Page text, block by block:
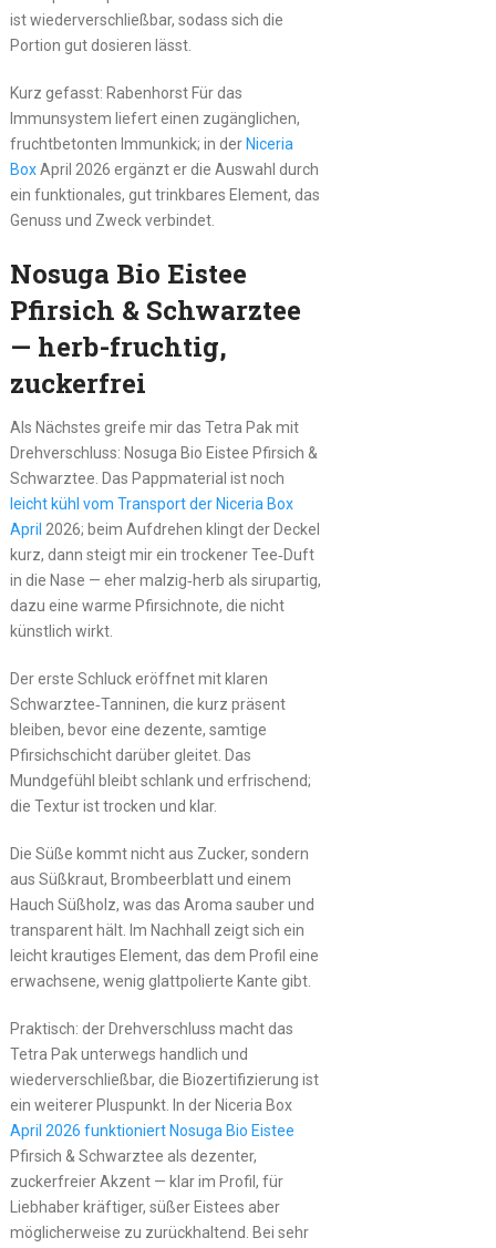
ist wiederverschließbar, sodass sich die
Portion gut dosieren lässt.
Kurz gefasst: Rabenhorst Für das
Immunsystem liefert einen zugänglichen,
fruchtbetonten Immunkick; in der Niceria
BoxApril 2026 ergänzt er die Auswahl durch
ein funktionales, gut trinkbares Element, das
Genuss und Zweck verbindet.
Nosuga Bio Eistee
Pfirsich & Schwarztee
— herb-fruchtig,
zuckerfrei
Als Nächstes greife mir das Tetra Pak mit
Drehverschluss: Nosuga Bio Eistee Pfirsich &
Schwarztee. Das Pappmaterial ist noch
leicht kühl vom Transport der Niceria Box
April 2026; beim Aufdrehen klingt der Deckel
kurz, dann steigt mir ein trockener Tee‑Duft
in die Nase — eher malzig‑herb als sirupartig,
dazu eine warme Pfirsichnote, die nicht
künstlich wirkt.
Der erste Schluck eröffnet mit klaren
Schwarztee‑Tanninen, die kurz präsent
bleiben, bevor eine dezente, samtige
Pfirsichschicht darüber gleitet. Das
Mundgefühl bleibt schlank und erfrischend;
die Textur ist trocken und klar.
Die Süße kommt nicht aus Zucker, sondern
aus Süßkraut, Brombeerblatt und einem
Hauch Süßholz, was das Aroma sauber und
transparent hält. Im Nachhall zeigt sich ein
leicht krautiges Element, das dem Profil eine
erwachsene, wenig glattpolierte Kante gibt.
Praktisch: der Drehverschluss macht das
Tetra Pak unterwegs handlich und
wiederverschließbar, die Biozertifizierung ist
ein weiterer Pluspunkt. In der Niceria Box
April 2026 funktioniert Nosuga Bio Eistee
Pfirsich & Schwarztee als dezenter,
zuckerfreier Akzent — klar im Profil, für
Liebhaber kräftiger, süßer Eistees aber
möglicherweise zu zurückhaltend. Bei sehr